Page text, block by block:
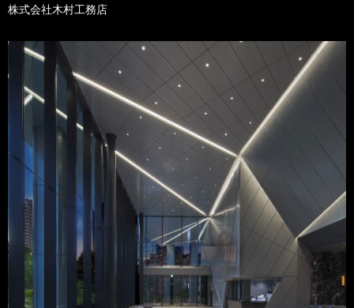
株式会社木村工務店